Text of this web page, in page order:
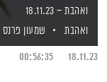
ואהבת – 18.11.23
ואהבת
שמעון פרנס
18.11.23
00:56:35